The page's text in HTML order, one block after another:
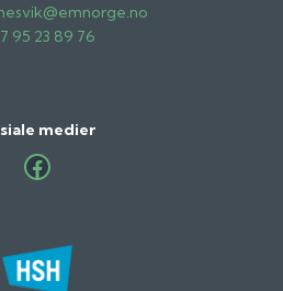
95 23 89 76
medier
Facebook